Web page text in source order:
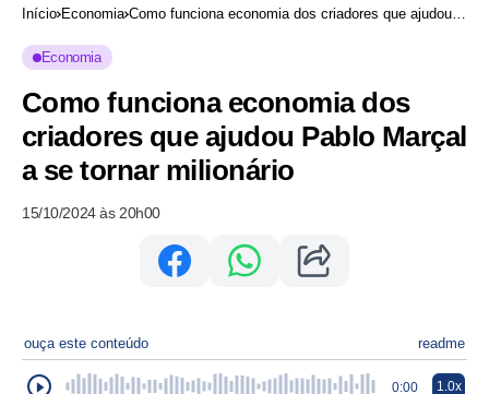
Início Economia Como funciona economia dos criadores que ajudou
Economia
Como funciona economia dos
criadores que ajudou Pablo Marçal
a se tornar milionário
15/10/2024 às 20h00
ouça este conteúdo readme
0:00 1.0x